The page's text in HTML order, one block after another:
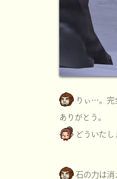
りぃ…。完
ありがとう。
どういたし
石の力は消